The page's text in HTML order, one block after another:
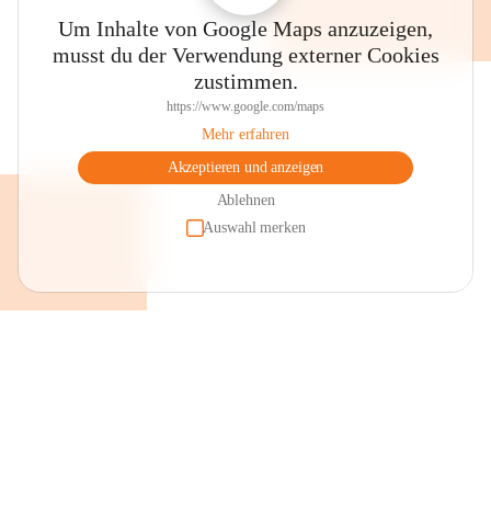
Um Inhalte von Google Maps anzuzeigen,
musst du der Verwendung externer Cookies
zustimmen.
https://www.google.com/maps
Mehr erfahren
Akzeptieren und anzeigen
Ablehnen
Auswahl merken